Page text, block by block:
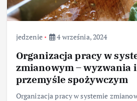
jedzenie 4 września, 2024
Organizacja pracy w
zmianowym – wyzwania
przemyśle spożywczym
Organizacja pracy w systemie